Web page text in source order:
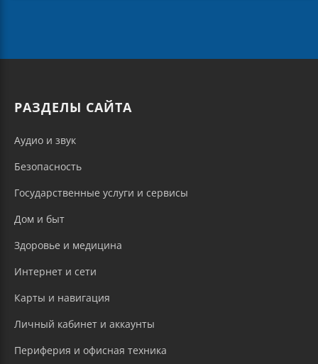
РАЗДЕЛЫ САЙТА
Аудио и звук
Безопасность
Государственные услуги и сервисы
Дом и быт
Здоровье и медицина
Интернет и сети
Карты и навигация
Личный кабинет и аккаунты
Периферия и офисная техника